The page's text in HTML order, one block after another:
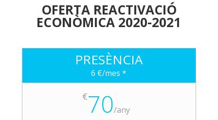
OFERTA REACTIVACIÓ
ECONÒMICA 2020-2021
PRESÈNCIA
6 €/mes *
€70/any